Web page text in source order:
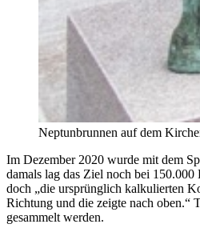
Neptunbrunnen auf dem
Im Dezember 2020 wurde mit dem
damals lag das Ziel noch bei 150.000
doch „die ursprünglich kalkulierten
Richtung und die zeigte nach oben.“
gesammelt werden.